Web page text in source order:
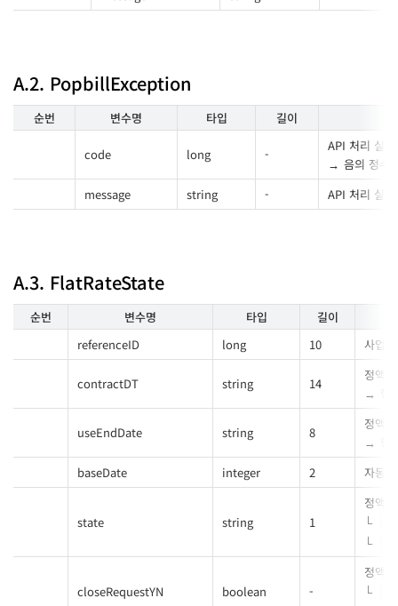
A.2. PopbillException
순번 변수명 타입 길이
code long -
API 처리 실
음의 정수
message
string - API 처리 실
A.3. FlatRateState
순번 변수명 타입
길이
referenceID
long 10 사업
contractDT string 14
정액
useEndDate string 8
정액
baseDate
integer 2 자동
state string 1
정액
closeRequestYN boolean -
정액